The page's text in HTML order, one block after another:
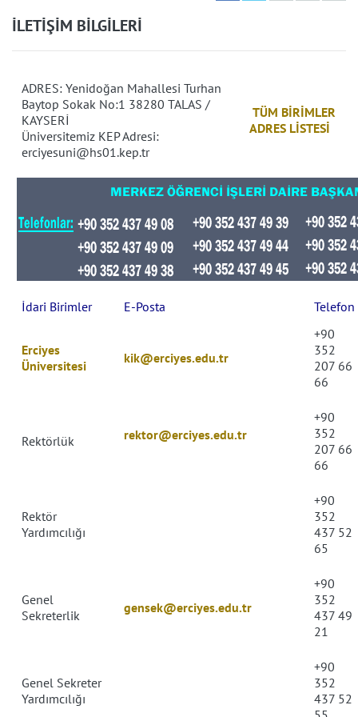
İLETİŞİM BİLGİLERİ
ADRES: Yenidoğan Mahallesi Turhan
Baytop Sokak No:1 38280 TALAS /
KAYSERİ
Üniversitemiz KEP Adresi:
erciyesuni@hs01.kep.tr
TÜM BİRİMLER
ADRES LİSTESİ
İdari Birimler E-Posta Telefon
Erciyes
Üniversitesi
kik@erciyes.edu.tr
+90
352
207 66
66
Rektörlük rektor@erciyes.edu.tr
+90
352
207 66
66
Rektör
Yardımcılığı
+90
352
437 52
65
Genel
Sekreterlik
gensek@erciyes.edu.tr
+90
352
437 49
21
Genel Sekreter
Yardımcılığı
+90
352
437 52